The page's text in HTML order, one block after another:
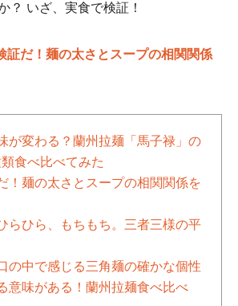
？ いざ、実食で検証！
証だ！麺の太さとスープの相関関係
が変わる？蘭州拉麺「馬子禄」の
食べ比べてみた
！麺の太さとスープの相関関係を
らひら、もちもち。三者三様の平
の中で感じる三角麺の確かな個性
意味がある！蘭州拉麺食べ比べ